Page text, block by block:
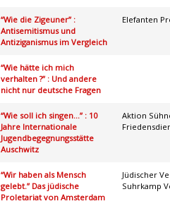
“Wie die Zigeuner” :
Antisemitismus und
Antiziganismus im Vergleich
Elefanten
“Wie hätte ich mich
verhalten ?” : Und andere
nicht nur deutsche Fragen
“Wie soll ich singen...” : 10
Jahre Internationale
Jugendbegegnungsstätte
Auschwitz
Aktion
“Wir haben als Mensch
gelebt.” Das jüdische
Proletariat von Amsterdam
Jüdischer
Suhrkamp